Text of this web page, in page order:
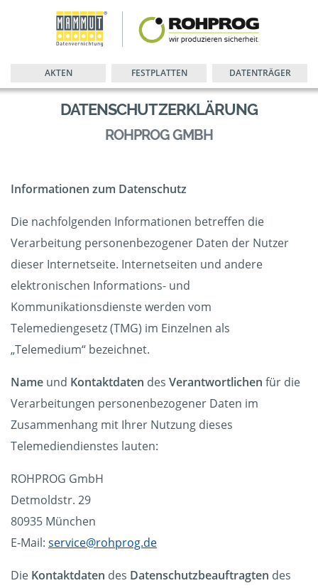
AKTEN FESTPLATTEN DATENTRÄGER
DATENSCHUTZERKLÄRUNG
ROHPROG GMBH
Informationen zum Datenschutz
Die nachfolgenden Informationen betreffen die
Verarbeitung personenbezogener Daten der Nutzer
dieser Internetseite. Internetseiten und andere
elektronischen Informations- und
Kommunikationsdienste werden vom
Telemediengesetz (TMG) im Einzelnen als
„Telemedium“ bezeichnet.
Name und Kontaktdaten des Verantwortlichen für die
Verarbeitungen personenbezogener Daten im
Zusammenhang mit Ihrer Nutzung dieses
Telemediendienstes lauten:
ROHPROG GmbH
Detmoldstr. 29
80935 München
E-Mail: service@rohprog.de
Die Kontaktdaten des Datenschutzbeauftragten des